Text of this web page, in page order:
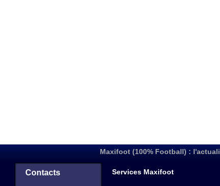
Maxifoot (100% Football) :
Contacts Services Maxifoot